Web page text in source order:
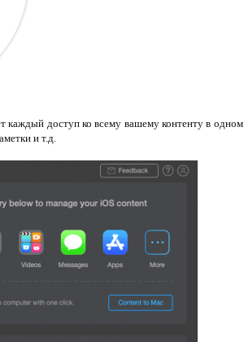
каждый доступ ко всему вашему контенту в одном
и т.д.